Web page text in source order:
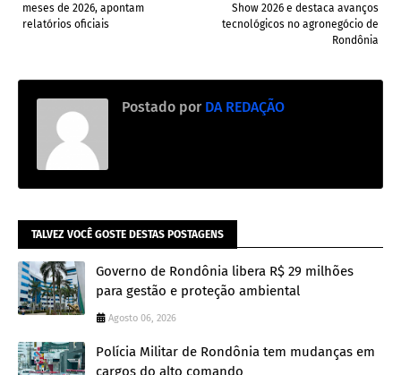
Show 2026 e destaca avanços
tecnológicos no agronegócio de
Rondônia
meses de 2026, apontam
relatórios oficiais
Postado por DA REDAÇÃO
TALVEZ VOCÊ GOSTE DESTAS POSTAGENS
Governo de Rondônia libera R$ 29 milhões
para gestão e proteção ambiental
Agosto 06, 2026
Polícia Militar de Rondônia tem mudanças em
cargos do alto comando